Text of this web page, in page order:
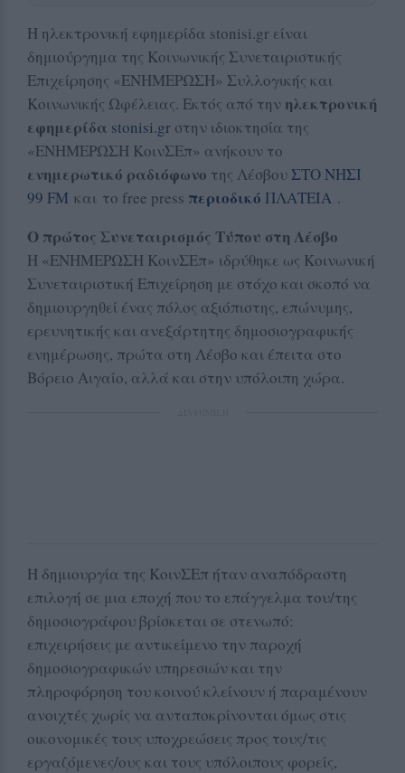
Η ηλεκτρονική εφημερίδα stonisi.gr είναι
δημιούργημα της Κοινωνικής Συνεταιριστικής
Επιχείρησης «ΕΝΗΜΕΡΩΣΗ» Συλλογικής και
Κοινωνικής Ωφέλειας. Εκτός από την ηλεκτρονική
εφημερίδα stonisi.gr στην ιδιοκτησία της
«ΕΝΗΜΕΡΩΣΗ ΚοινΣΕπ» ανήκουν το
ενημερωτικό ραδιόφωνο της Λέσβου ΣΤΟ ΝΗΣΙ
99 FM και το free press περιοδικό ΠΛΑΤΕΙΑ .
O πρώτος Συνεταιρισμός Τύπου στη Λέσβο
Η «ΕΝΗΜΕΡΩΣΗ ΚοινΣΕπ» ιδρύθηκε ως Κοινωνική
Συνεταιριστική Επιχείρηση με στόχο και σκοπό να
δημιουργηθεί ένας πόλος αξιόπιστης, επώνυμης,
ερευνητικής και ανεξάρτητης δημοσιογραφικής
ενημέρωσης, πρώτα στη Λέσβο και έπειτα στο
Βόρειο Αιγαίο, αλλά και στην υπόλοιπη χώρα.
Η δημιουργία της ΚοινΣΕπ ήταν αναπόδραστη
επιλογή σε μια εποχή που το επάγγελμα του/της
δημοσιογράφου βρίσκεται σε στενωπό:
επιχειρήσεις με αντικείμενο την παροχή
δημοσιογραφικών υπηρεσιών και την
πληροφόρηση του κοινού κλείνουν ή παραμένουν
ανοιχτές χωρίς να ανταποκρίνονται όμως στις
οικονομικές τους υποχρεώσεις προς τους/τις
εργαζόμενες/ους και τους υπόλοιπους φορείς,